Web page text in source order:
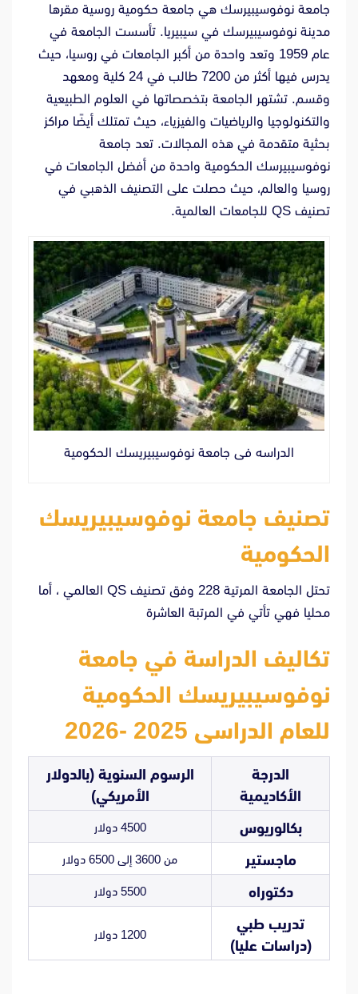
جامعة نوفوسيبيرسك هي جامعة حكومية روسية مقرها
مدينة نوفوسيبيرسك في سيبيريا. تأسست الجامعة في
عام 1959 وتعد واحدة من أكبر الجامعات في روسيا، حيث
يدرس فيها أكثر من 7200 طالب في 24 كلية ومعهد
وقسم. تشتهر الجامعة بتخصصاتها في العلوم الطبيعية
والتكنولوجيا والرياضيات والفيزياء، حيث تمتلك أيضًا مراكز
بحثية متقدمة في هذه المجالات. تعد جامعة
نوفوسيبيرسك الحكومية واحدة من أفضل الجامعات في
روسيا والعالم، حيث حصلت على التصنيف الذهبي في
تصنيف QS للجامعات العالمية.
الدراسه فى جامعة نوفوسيبيريسك الحكومية
تصنيف جامعة نوفوسيبيريسك
الحكومية
تحتل الجامعة المرتية 228 وفق تصنيف QS العالمي ، أما
محليا فهي تأتي في المرتبة العاشرة
تكاليف الدراسة في جامعة
نوفوسيبيريسك الحكومية
للعام الدراسى 2025 -2026
الدرجة
الأكاديمية
الرسوم السنوية (بالدولار
الأمريكي)
بكالوريوس
4500 دولار
ماجستير من 3600 إلى 6500 دولار
دكتوراه 5500 دولار
تدريب طبي
(دراسات عليا)
1200 دولار